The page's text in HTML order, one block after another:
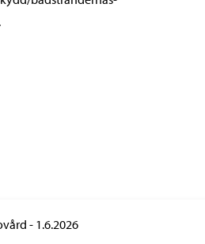
- 1.6.2026